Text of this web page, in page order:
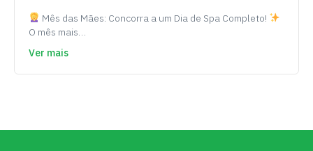
Mês das Mães: Concorra a um Dia de Spa Completo!
O mês mais…
Ver mais